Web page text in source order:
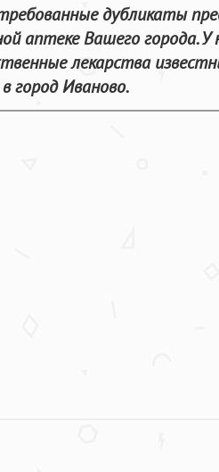
дубликаты
аптеке Вашего города.
лекарства
город Иваново.